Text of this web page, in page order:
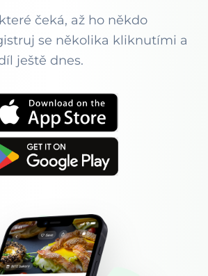
čeká, až ho někdo
se několika kliknutími a
ještě dnes.